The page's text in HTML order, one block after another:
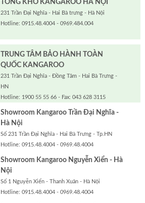
TỔNG KHO KANGAROO HÀ NỘI
231 Trần Đại Nghĩa - Hai Bà trưng - Hà Nội
Hotline: 0915.48.4004 - 0969.484.004
TRUNG TÂM BẢO HÀNH TOÀN
QUỐC KANGAROO
231 Trần Đại Nghĩa - Đồng Tâm - Hai Bà Trưng -
HN
Hotline: 1900 55 55 66 - Fax: 043 628 3115
Showroom Kangaroo Trần Đại Nghĩa -
Hà Nội
Số 231 Trần Đại Nghĩa - Hai Bà Trưng - Tp.HN
Hotline: 0915.48.4004 - 0969.48.4004
Showroom Kangaroo Nguyễn Xiển - Hà
Nội
Số 1 Nguyễn Xiển - Thanh Xuân - Hà Nội
Hotline: 0915.48.4004 - 0969.48.4004